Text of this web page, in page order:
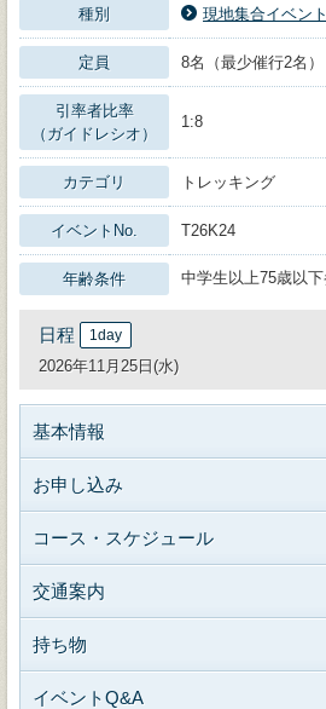
種別 現地集合イベント
定員 8名（最少催行2名）
引率者比率
（ガイドレシオ）
1:8
カテゴリ トレッキング
イベントNo. T26K24
年齢条件 中学生以上75歳以
日程 1day
2026年11月25日(水)
基本情報
お申し込み
コース・スケジュール
交通案内
持ち物
イベントQ&A